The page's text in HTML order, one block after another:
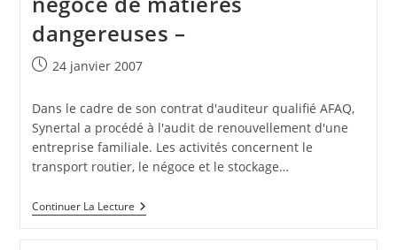
dangereuses –
Publication
24 janvier 2007
Dans le cadre de son contrat d'auditeur qualifié AFAQ,
Synertal a procédé à l'audit de renouvellement d'une
entreprise familiale. Les activités concernent le
transport routier, le négoce et le stockage…
Continuer La Lecture2007-
01-